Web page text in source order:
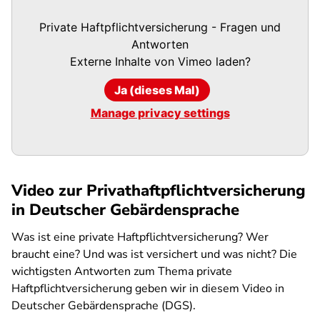
Private Haftpflichtversicherung - Fragen und
Antworten
Externe Inhalte von Vimeo laden?
Ja (dieses Mal)
Manage privacy settings
Video zur Privathaftpflichtversicherung
in Deutscher Gebärdensprache
Was ist eine private Haftpflichtversicherung? Wer
braucht eine? Und was ist versichert und was nicht? Die
wichtigsten Antworten zum Thema private
Haftpflichtversicherung geben wir in diesem Video in
Deutscher Gebärdensprache (DGS).